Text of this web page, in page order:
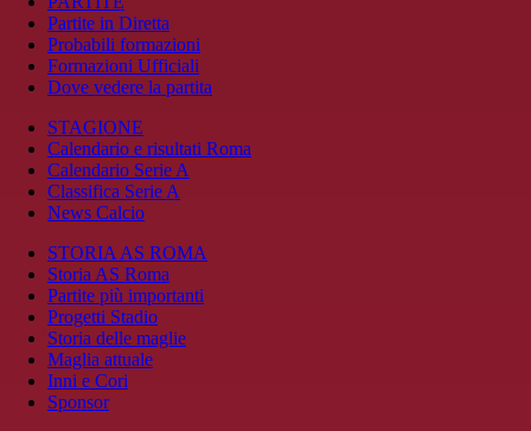
Partite in Diretta
Probabili formazioni
Formazioni Ufficiali
Dove vedere la partita
STAGIONE
Calendario e risultati Roma
Calendario Serie A
Classifica Serie A
News Calcio
STORIA AS ROMA
Storia AS Roma
Partite più importanti
Progetti Stadio
Storia delle maglie
Maglia attuale
Inni e Cori
Sponsor